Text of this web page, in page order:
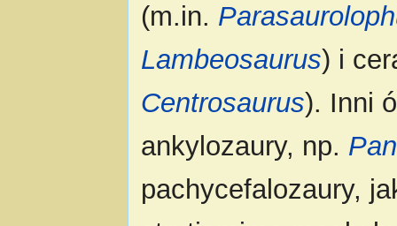
(m.in.
Lambeosaurus) i
Centrosaurus). Inni
ankylozaury, np.
pachycefalozaury,